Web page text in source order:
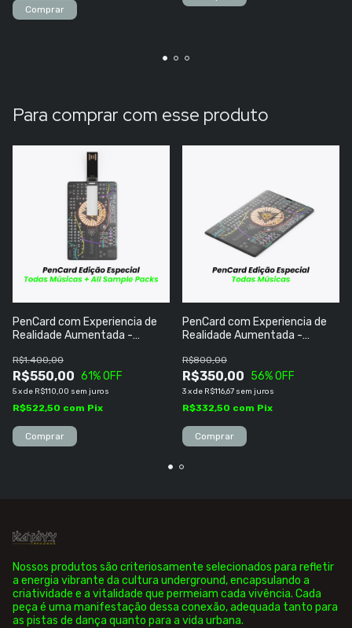
Para comprar com esse produto
PenCard com Experiencia de
Realidade Aumentada -
Músicas + Todos Sample Packs
R$550,00
R$1.400,00
61% OFF
5xde R$110,00 sem juros
R$522,50 com Pix
PenCard com Experiencia de
Realidade Aumentada -
Músicas
R$350,00
R$800,00
56% OFF
3xde R$116,67 sem juros
R$332,50 com Pix
Nossos produtos são criteriosamente selecionados para refletir
a energia vibrante da cultura underground, encapsulando a
criatividade e a vitalidade que permeiam cada vivência. Cada
peça é uma manifestação dessa conexão, adequada tanto para
as pistas de dança quanto para a vida urbana.